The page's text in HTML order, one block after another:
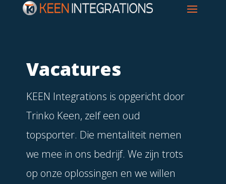
Vacatures
KEEN Integrations is opgericht door
Trinko Keen, zelf een oud
topsporter. Die mentaliteit nemen
we mee in ons bedrijf. We zijn trots
op onze oplossingen en we willen